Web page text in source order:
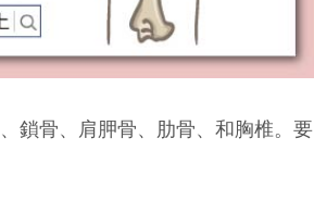
鎖骨、肩胛骨、肋骨、和胸椎。要